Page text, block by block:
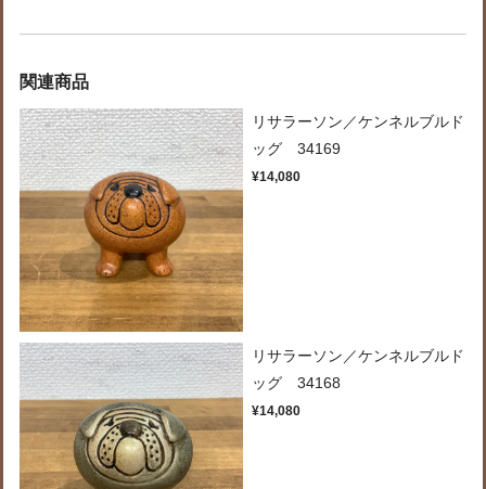
関連商品
リサラーソン／ケンネルブルド
ッグ 34169
¥14,080
リサラーソン／ケンネルブルド
ッグ 34168
¥14,080